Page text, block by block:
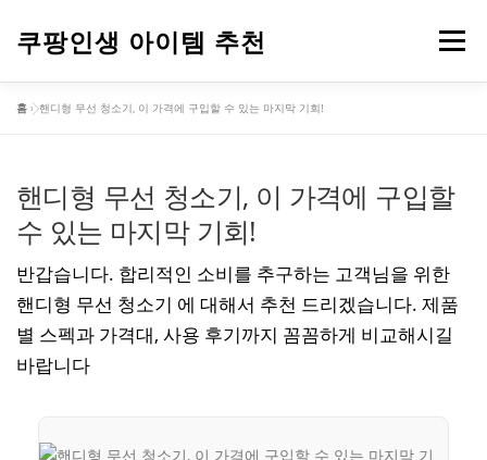
로
쿠팡인생 아이템 추천 메뉴
컴퓨터 기타
홈 »핸디형 무선 청소기, 이 가격에 구입할 수 있는 마지막 기회!
핸디형 무선 청소기, 이 가격에 구입할
수 있는 마지막 기회!
반갑습니다. 합리적인 소비를 추구하는 고객님을 위한
핸디형 무선 청소기 에 대해서 추천 드리겠습니다. 제품
별 스펙과 가격대, 사용 후기까지 꼼꼼하게 비교해시길
바랍니다